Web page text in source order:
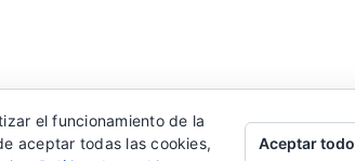
el funcionamiento de la
aceptar todas las cookies,
Aceptar todo